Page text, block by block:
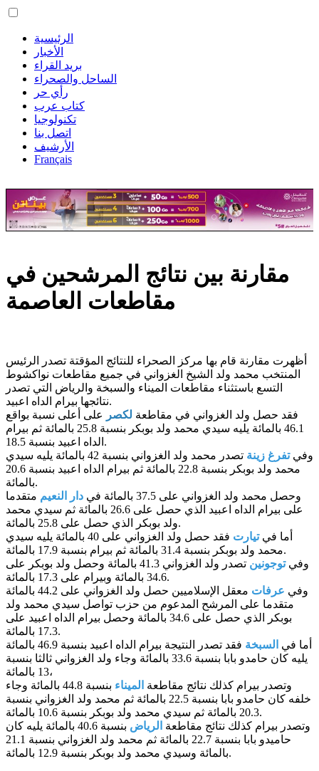
الرئيسية
الأخبار
بريد القراء
الساحل والصحراء
رأي حر
كتاب عرب
تكنولوجيا
اتصل بنا
الأرشيف
Français
مقارنة بين نتائج المرشحين في
مقاطعات العاصمة
أظهرت مقارنة قام بها مركز الصحراء للنتائج المؤقتة تصدر الرئيس
المنتخب محمد ولد الشيخ الغزواني في جميع مقاطعات نواكشوط
التسع باستثناء مقاطعات الميناء والسبخة والرياض التي تصدر
نتائجها بيرام الداه اعبيد.
فقد حصل ولد الغزواني في مقاطعة لكصر على أعلى نسبة بواقع
46.1 بالمائة يليه سيدي محمد ولد بوبكر بنسبة 25.8 بالمائة ثم بيرام
الداه اعبيد بنسبة 18.5.
وفيتفرغ زينة
تصدر محمد ولد الغزواني بنسبة 42 بالمائة يليه سيدي
محمد ولد بوبكر بنسبة 22.8 بالمائة ثم بيرام الداه اعبيد بنسبة 20.6
بالمائة.
وحصل محمد ولد الغزواني على 37.5 بالمائة في
دار النعيم متقدما
على بيرام الداه اعبيد الذي حصل على 26.6 بالمائة ثم سيدي محمد
ولد بوبكر الذي حصل على 25.8 بالمائة.
أما فيتيارت
فقد حصل ولد الغزواني على 40 بالمائة يليه سيدي
محمد ولد بوبكر بنسبة 31.4 بالمائة ثم بيرام بنسبة 17.9 بالمائة.
وفيتوجونين
تصدر ولد الغزواني 41.3 بالمائة وحصل ولد بوبكر على
34.6 بالمائة وبيرام على 17.3 بالمائة.
وفي عرفات
معقل الإسلاميين حصل ولد الغزواني على 44.2 بالمائة
متقدما على المرشح المدعوم من حزب تواصل سيدي محمد ولد
بوبكر الذي حصل على 34.6 بالمائة وحصل بيرام الداه اعبيد على
17.3 بالمائة.
أما في السبخة
فقد تصدر النتيجة بيرام الداه اعبيد بنسبة 46.9 بالمائة
يليه كان حامدو بابا بنسبة 33.6 بالمائة وجاء ولد الغزواني ثالثا بنسبة
13 بالمائة،
وتصدر بيرام كذلك نتائج مقاطعة الميناء
بنسبة 44.8 بالمائة وجاء
خلفه كان حامدو بابا بنسبة 22.5 بالمائة ثم محمد ولد الغزواني بنسبة
20.3 بالمائة ثم سيدي محمد ولد بوبكر بنسبة 10.6 بالمائة.
وتصدر بيرام كذلك نتائج مقاطعة الرياض
بنسبة 40.6 بالمائة يليه كان
حاميدو بابا بنسبة 22.7 بالمائة ثم محمد ولد الغزواني بنسبة 21.1
بالمائة وسيدي محمد ولد بوبكر بنسبة 12.9 بالمائة.